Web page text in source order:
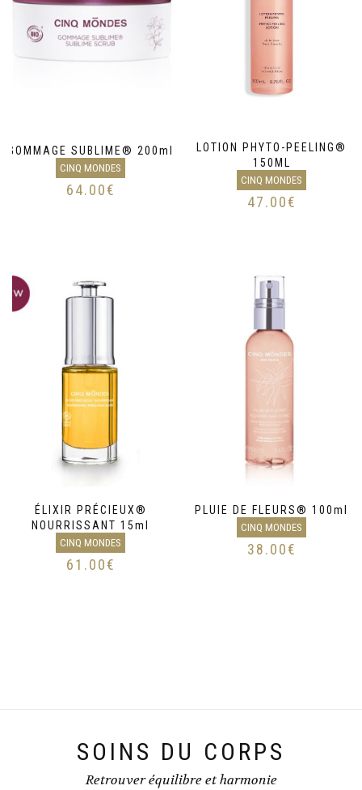
GOMMAGE SUBLIME® 200ml
CINQ MONDES
64.00€
LOTION PHYTO-PEELING®
150ML
CINQ MONDES
47.00€
ÉLIXIR PRÉCIEUX®
NOURRISSANT 15ml
CINQ MONDES
61.00€
PLUIE DE FLEURS® 100ml
CINQ MONDES
38.00€
SOINS DU CORPS
Retrouver équilibre et harmonie